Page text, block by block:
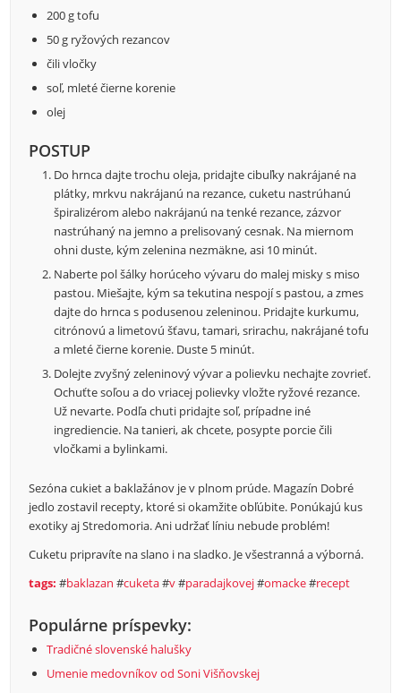
200 g tofu
50 g ryžových rezancov
čili vločky
soľ, mleté čierne korenie
olej
POSTUP
Do hrnca dajte trochu oleja, pridajte cibuľky nakrájané na
plátky, mrkvu nakrájanú na rezance, cuketu nastrúhanú
špiralizérom alebo nakrájanú na tenké rezance, zázvor
nastrúhaný na jemno a prelisovaný cesnak. Na miernom
ohni duste, kým zelenina nezmäkne, asi 10 minút.
Naberte pol šálky horúceho vývaru do malej misky s miso
pastou. Miešajte, kým sa tekutina nespojí s pastou, a zmes
dajte do hrnca s podusenou zeleninou. Pridajte kurkumu,
citrónovú a limetovú šťavu, tamari, srirachu, nakrájané tofu
a mleté čierne korenie. Duste 5 minút.
Dolejte zvyšný zeleninový vývar a polievku nechajte zovrieť.
Ochuťte soľou a do vriacej polievky vložte ryžové rezance.
Už nevarte. Podľa chuti pridajte soľ, prípadne iné
ingrediencie. Na tanieri, ak chcete, posypte porcie čili
vločkami a bylinkami.
Sezóna cukiet a baklažánov je v plnom prúde. Magazín Dobré
jedlo zostavil recepty, ktoré si okamžite obľúbite. Ponúkajú kus
exotiky aj Stredomoria. Ani udržať líniu nebude problém!
Cuketu pripravíte na slano i na sladko. Je všestranná a výborná.
tags: #baklazan #cuketa#v#paradajkovej#omacke#recept
Populárne príspevky:
Tradičné slovenské halušky
Umenie medovníkov od Soni Višňovskej